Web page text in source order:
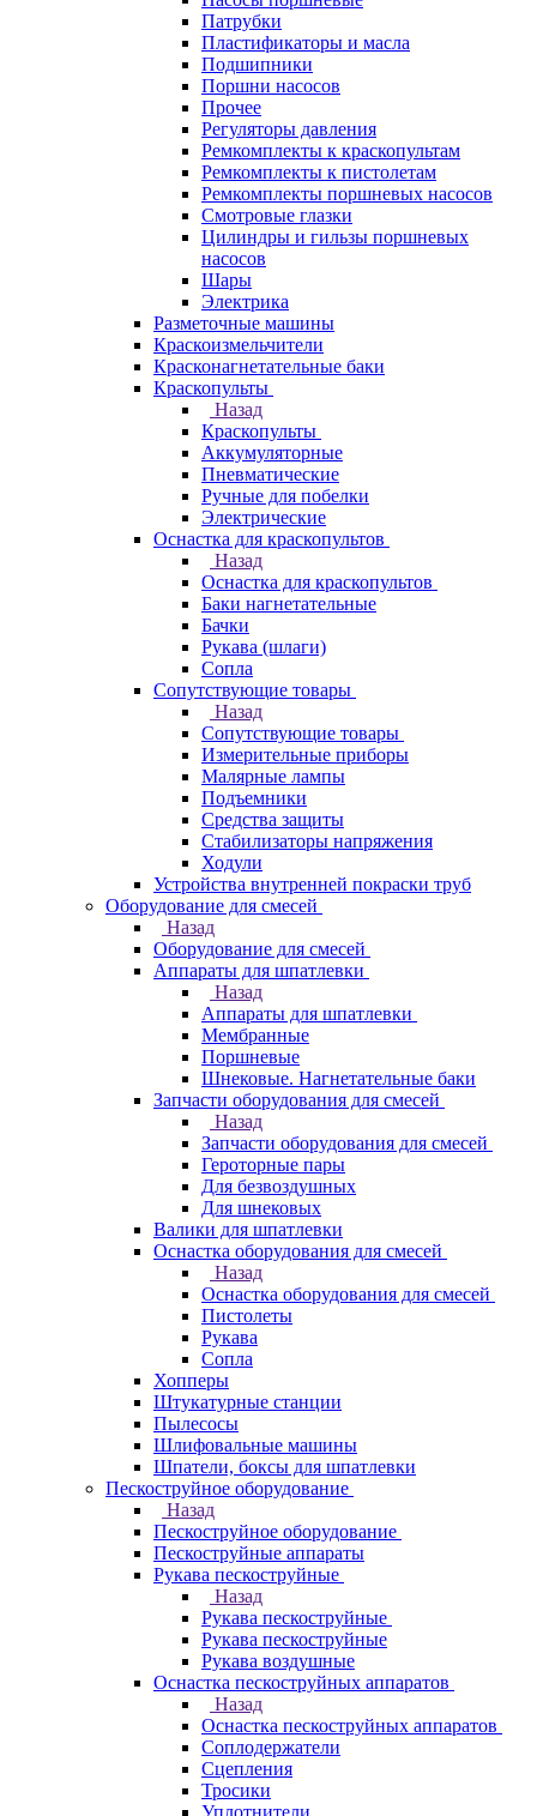
Патрубки
Пластификаторы и масла
Подшипники
Поршни насосов
Прочее
Регуляторы давления
Ремкомплекты к краскопультам
Ремкомплекты к пистолетам
Ремкомплекты поршневых насосов
Смотровые глазки
Цилиндры и гильзы поршневых
насосов
Шары
Электрика
Разметочные машины
Краскоизмельчители
Красконагнетательные баки
Краскопульты
Назад
Краскопульты
Аккумуляторные
Пневматические
Ручные для побелки
Электрические
Оснастка для краскопультов
Назад
Оснастка для краскопультов
Баки нагнетательные
Бачки
Рукава (шлаги)
Сопла
Сопутствующие товары
Назад
Сопутствующие товары
Измерительные приборы
Малярные лампы
Подъемники
Средства защиты
Стабилизаторы напряжения
Ходули
Устройства внутренней покраски труб
Оборудование для смесей
Назад
Оборудование для смесей
Аппараты для шпатлевки
Назад
Аппараты для шпатлевки
Мембранные
Поршневые
Шнековые. Нагнетательные баки
Запчасти оборудования для смесей
Назад
Запчасти оборудования для смесей
Героторные пары
Для безвоздушных
Для шнековых
Валики для шпатлевки
Оснастка оборудования для смесей
Назад
Оснастка оборудования для смесей
Пистолеты
Рукава
Сопла
Хопперы
Штукатурные станции
Пылесосы
Шлифовальные машины
Шпатели, боксы для шпатлевки
Пескоструйное оборудование
Назад
Пескоструйное оборудование
Пескоструйные аппараты
Рукава пескоструйные
Назад
Рукава пескоструйные
Рукава пескоструйные
Рукава воздушные
Оснастка пескоструйных аппаратов
Назад
Оснастка пескоструйных аппаратов
Соплодержатели
Сцепления
Тросики
Уплотнители